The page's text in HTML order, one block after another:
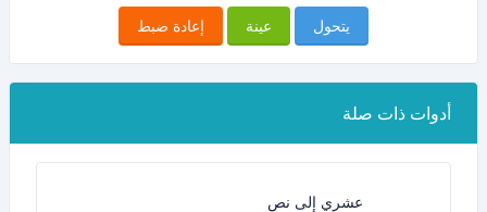
يتحول عينة إعادة ضبط
أدوات ذات صلة
عشري إلى نص